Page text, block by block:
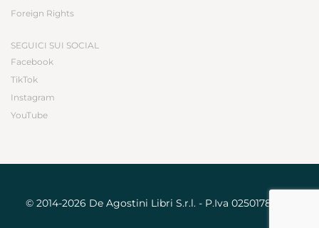
Foreign Rights
SEGUICI SUI SOCIAL
Facebook
TikTok
Instagram
YouTube
© 2014-2026 De Agostini Libri S.r.l. - P.Iva 02501780031